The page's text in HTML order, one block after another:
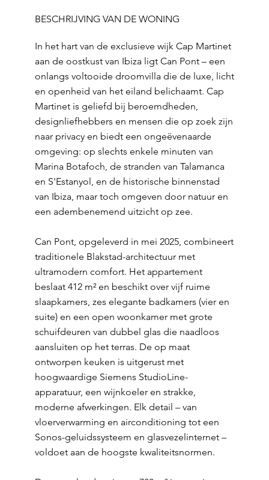
BESCHRIJVING VAN DE WONING
In het hart van de exclusieve wijk Cap Martinet
aan de oostkust van Ibiza ligt Can Pont – een
onlangs voltooide droomvilla die de luxe, licht
en openheid van het eiland belichaamt. Cap
Martinet is geliefd bij beroemdheden,
designliefhebbers en mensen die op zoek zijn
naar privacy en biedt een ongeëvenaarde
omgeving: op slechts enkele minuten van
Marina Botafoch, de stranden van Talamanca
en S'Estanyol, en de historische binnenstad
van Ibiza, maar toch omgeven door natuur en
een adembenemend uitzicht op zee.
Can Pont, opgeleverd in mei 2025, combineert
traditionele Blakstad-architectuur met
ultramodern comfort. Het appartement
beslaat 412 m² en beschikt over vijf ruime
slaapkamers, zes elegante badkamers (vier en
suite) en een open woonkamer met grote
schuifdeuren van dubbel glas die naadloos
aansluiten op het terras. De op maat
ontworpen keuken is uitgerust met
hoogwaardige Siemens StudioLine-
apparatuur, een wijnkoeler en strakke,
moderne afwerkingen. Elk detail – van
vloerverwarming en airconditioning tot een
Sonos-geluidssysteem en glasvezelinternet –
voldoet aan de hoogste kwaliteitsnormen.